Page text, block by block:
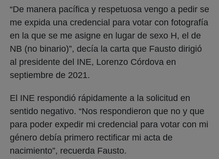
“De manera pacífica y respetuosa vengo a pedir se
me expida una credencial para votar con fotografía
en la que se me asigne en lugar de sexo H, el de
NB (no binario)”, decía la carta que Fausto dirigió
al presidente del INE, Lorenzo Córdova en
septiembre de 2021.
El INE respondió rápidamente a la solicitud en
sentido negativo. “Nos respondieron que no y que
para poder expedir mi credencial para votar con mi
género debía primero rectificar mi acta de
nacimiento”, recuerda Fausto.